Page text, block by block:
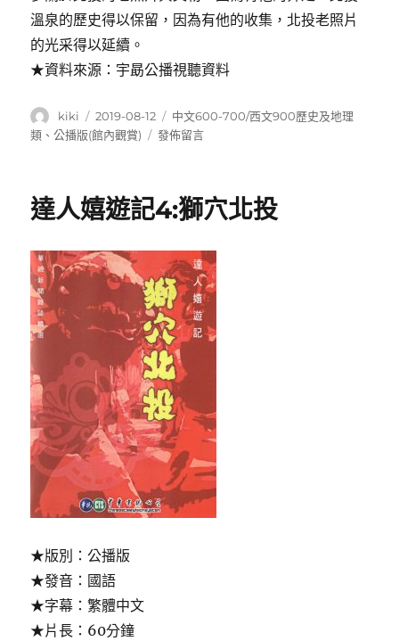
溫泉的歷史得以保留，因為有他的收集，北投老照片
的光采得以延續。
★資料來源：宇勗公播視聽資料
作
者
kiki
發
佈
2019-08-12
分
類
中文600-700/西文900歷史及地理
類 、公播版(館內觀賞)
在
遊
在
北
投
發
現
幸
福
台
灣〉
發佈留言
達人嬉遊記4:獅穴北投
★版別：公播版
★發音：國語
★字幕：繁體中文
★片長：60分鐘